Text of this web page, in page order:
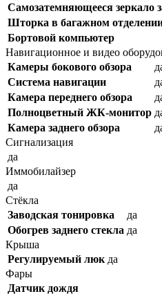
Самозатемняющееся зеркало
Шторка в багажном
Бортовой компьютер
Навигационное и видео
Камеры бокового обзора
Система навигации
Камера переднего обзора
Полноцветный ЖК-монитор
Камера заднего обзора
Сигнализация
да
Иммобилайзер
да
Стёкла
Заводская тонировка
да
Обогрев заднего стекла да
Крыша
Регулируемый люк да
Фары
Датчик дождя